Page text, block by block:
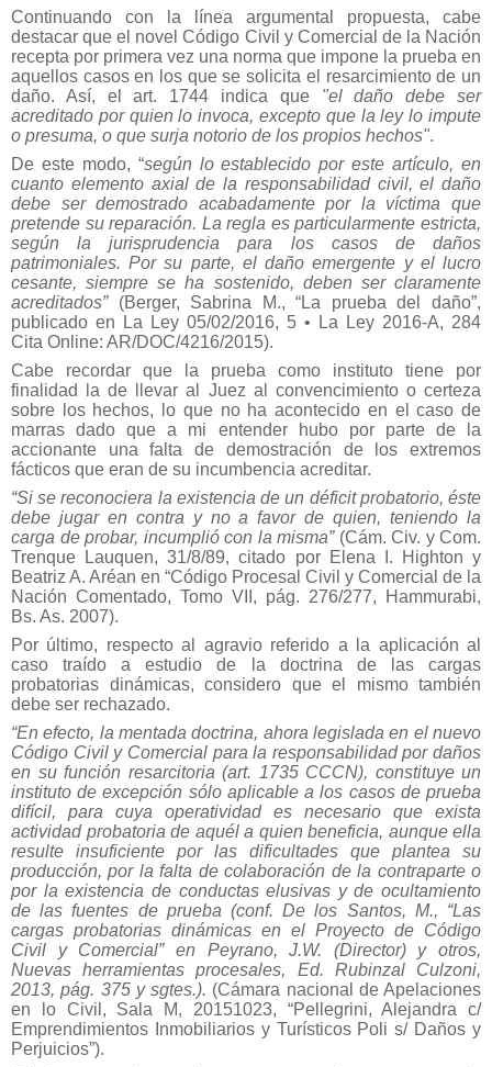
Continuando con la línea argumental propuesta, cabe
destacar que el novel Código Civil y Comercial de la Nación
recepta por primera vez una norma que impone la prueba en
aquellos casos en los que se solicita el resarcimiento de un
daño. Así, el art. 1744 indica que "el daño debe ser
acreditado por quien lo invoca, excepto que la ley lo impute
o presuma, o que surja notorio de los propios hechos".
De este modo, “según lo establecido por este artículo, en
cuanto elemento axial de la responsabilidad civil, el daño
debe ser demostrado acabadamente por la víctima que
pretende su reparación. La regla es particularmente estricta,
según la jurisprudencia para los casos de daños
patrimoniales. Por su parte, el daño emergente y el lucro
cesante, siempre se ha sostenido, deben ser claramente
acreditados” (Berger, Sabrina M., “La prueba del daño”,
publicado en La Ley 05/02/2016, 5 • La Ley 2016-A, 284
Cita Online: AR/DOC/4216/2015).
Cabe recordar que la prueba como instituto tiene por
finalidad la de llevar al Juez al convencimiento o certeza
sobre los hechos, lo que no ha acontecido en el caso de
marras dado que a mi entender hubo por parte de la
accionante una falta de demostración de los extremos
fácticos que eran de su incumbencia acreditar.
“Si se reconociera la existencia de un déficit probatorio, éste
debe jugar en contra y no a favor de quien, teniendo la
carga de probar, incumplió con la misma” (Cám. Civ. y Com.
Trenque Lauquen, 31/8/89, citado por Elena I. Highton y
Beatriz A. Aréan en “Código Procesal Civil y Comercial de la
Nación Comentado, Tomo VII, pág. 276/277, Hammurabi,
Bs. As. 2007).
Por último, respecto al agravio referido a la aplicación al
caso traído a estudio de la doctrina de las cargas
probatorias dinámicas, considero que el mismo también
debe ser rechazado.
“En efecto, la mentada doctrina, ahora legislada en el nuevo
Código Civil y Comercial para la responsabilidad por daños
en su función resarcitoria (art. 1735 CCCN), constituye un
instituto de excepción sólo aplicable a los casos de prueba
difícil, para cuya operatividad es necesario que exista
actividad probatoria de aquél a quien beneficia, aunque ella
resulte insuficiente por las dificultades que plantea su
producción, por la falta de colaboración de la contraparte o
por la existencia de conductas elusivas y de ocultamiento
de las fuentes de prueba (conf. De los Santos, M., “Las
cargas probatorias dinámicas en el Proyecto de Código
Civil y Comercial” en Peyrano, J.W. (Director) y otros,
Nuevas herramientas procesales, Ed. Rubinzal Culzoni,
2013, pág. 375 y sgtes.). (Cámara nacional de Apelaciones
en lo Civil, Sala M, 20151023, “Pellegrini, Alejandra c/
Emprendimientos Inmobiliarios y Turísticos Poli s/ Daños y
Perjuicios”).